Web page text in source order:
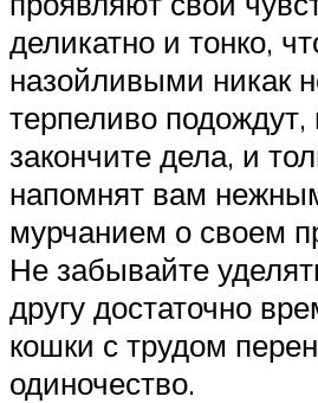
деликатно и тонко,
назойливыми никак
терпеливо подождут,
закончите дела, и
напомнят вам
мурчанием о своем
Не забывайте
другу достаточно
кошки с трудом
одиночество.